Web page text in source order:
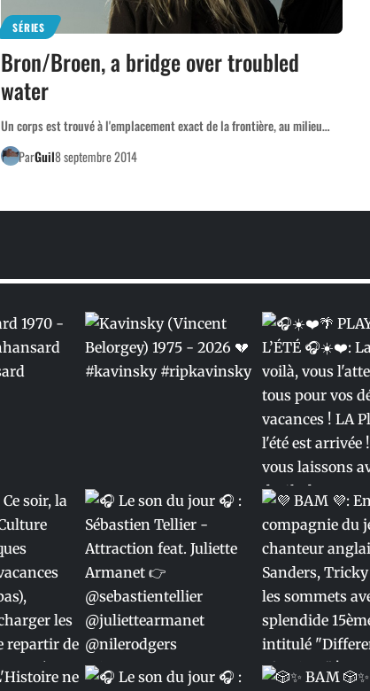
SÉRIES
Bron/Broen, a bridge over troubled
water
Un corps est trouvé à l'emplacement exact de la frontière, au milieu…
ParGuil8 septembre 2014